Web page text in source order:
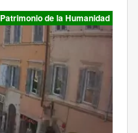
Patrimonio de la Humanidad